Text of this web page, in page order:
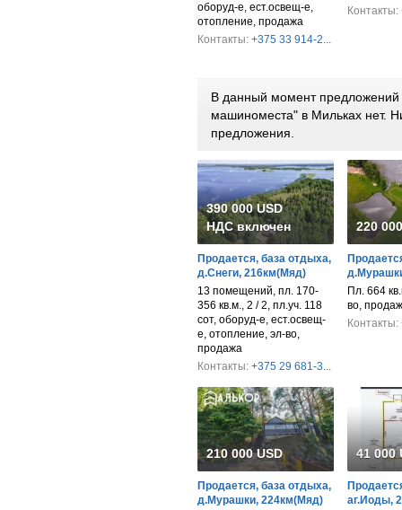
оборуд-е, ест.освещ-е,
отопление, продажа
Контакты: +375 33 914-2...
Контакты:
В данный момент
машиноместа" в Мильках нет.
предложения.
390 000 USD
НДС включен
Продается, база отдыха,
д.Снеги, 216км(Мяд)
13 помещений, пл. 170-
356 кв.м., 2 / 2, пл.уч. 118
сот, оборуд-е, ест.освещ-
е, отопление, эл-во,
продажа
Контакты: +375 29 681-3...
220
Пл. 664
во,
Контакты:
210 000 USD
Продается, база отдыха,
д.Мурашки, 224км(Мяд)
41 000
аг.Иоды,